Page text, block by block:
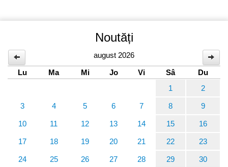
Noutăți
august 2026
Lu
Ma Mi Jo Vi Sâ
Du
1
2
3 4 5 6 7 8 9
10 11 12 13 14 15 16
17 18 19 20 21 22 23
24 25 26 27 28 29 30